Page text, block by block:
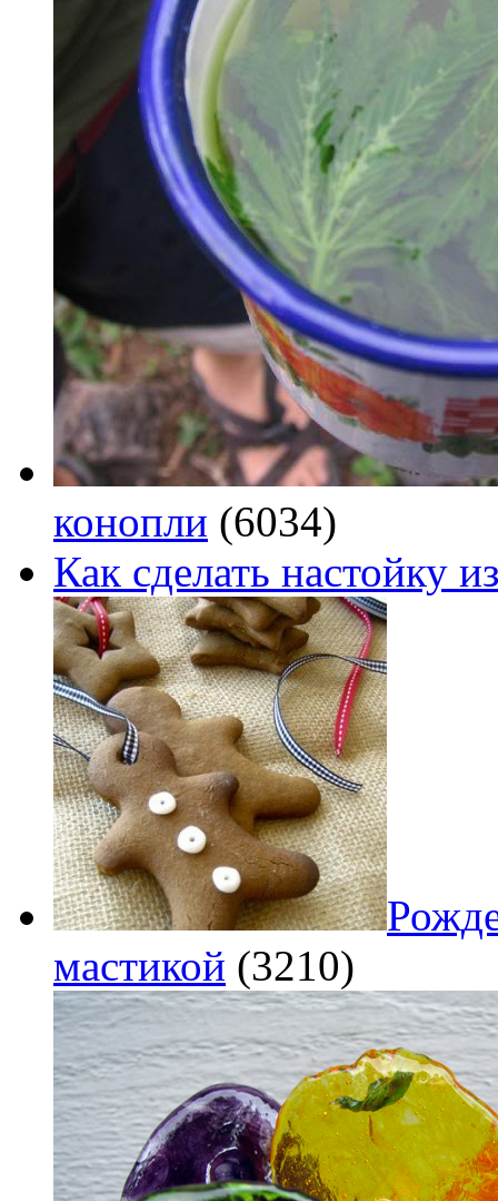
конопли (6034)
Как сделать настойку
мастикой (3210)